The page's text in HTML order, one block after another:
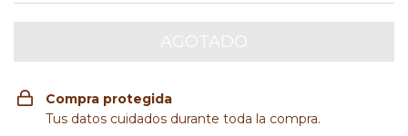
Compra protegida
Tus datos cuidados durante toda la compra.